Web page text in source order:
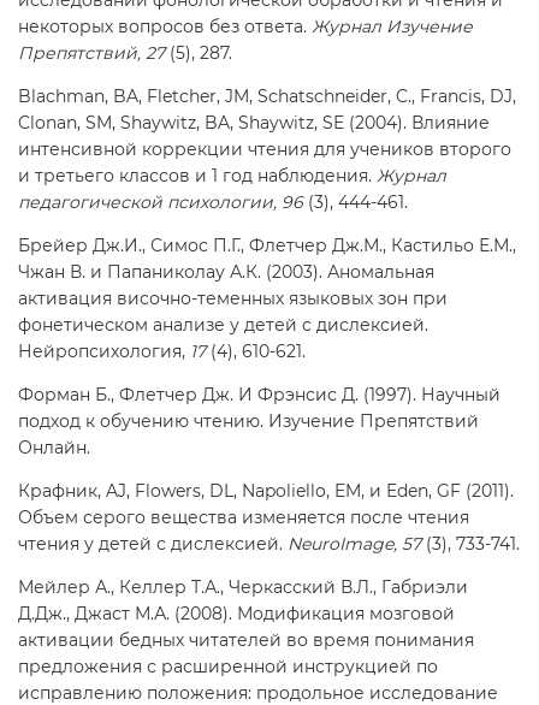
некоторых вопросов без ответа. Журнал Изучение
Препятствий, 27(5), 287.
Blachman, BA, Fletcher, JM, Schatschneider, C., Francis, DJ,
Clonan, SM, Shaywitz, BA, Shaywitz, SE (2004). Влияние
интенсивной коррекции чтения для учеников второго
и третьего классов и 1 год наблюдения. Журнал
педагогической психологии, 96(3), 444-461.
Брейер Дж.И., Симос П.Г., Флетчер Дж.М., Кастильо Е.М.,
Чжан В. и Папаниколау А.К. (2003). Аномальная
активация височно-теменных языковых зон при
фонетическом анализе у детей с дислексией.
Нейропсихология, 17(4), 610-621.
Форман Б., Флетчер Дж. И Фрэнсис Д. (1997). Научный
подход к обучению чтению. Изучение Препятствий
Онлайн.
Крафник, AJ, Flowers, DL, Napoliello, EM, и Eden, GF (2011).
Объем серого вещества изменяется после чтения
чтения у детей с дислексией. NeuroImage, 57(3), 733-741.
Мейлер А., Келлер Т.А., Черкасский В.Л., Габриэли
Д.Дж., Джаст М.А. (2008). Модификация мозговой
активации бедных читателей во время понимания
предложения с расширенной инструкцией по
исправлению положения: продольное исследование